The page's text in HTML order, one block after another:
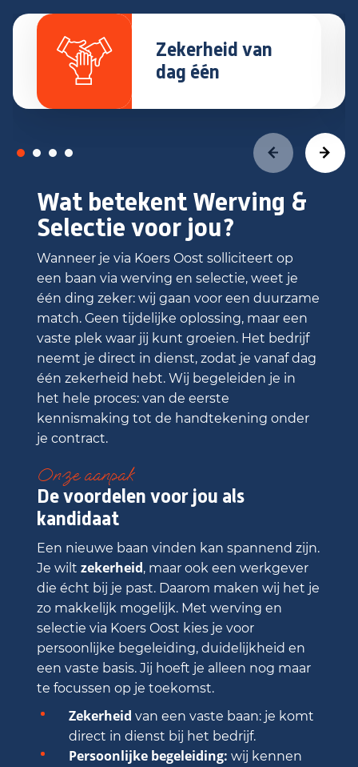
Zekerheid van
dag één
Wat betekent Werving &
Selectie voor jou?
Wanneer je via Koers Oost solliciteert op
een baan via werving en selectie, weet je
één ding zeker: wij gaan voor een duurzame
match. Geen tijdelijke oplossing, maar een
vaste plek waar jij kunt groeien. Het bedrijf
neemt je direct in dienst, zodat je vanaf dag
één zekerheid hebt. Wij begeleiden je in
het hele proces: van de eerste
kennismaking tot de handtekening onder
je contract.
Onze aanpak
De voordelen voor jou als
kandidaat
Een nieuwe baan vinden kan spannend zijn.
Je wilt zekerheid, maar ook een werkgever
die écht bij je past. Daarom maken wij het je
zo makkelijk mogelijk. Met werving en
selectie via Koers Oost kies je voor
persoonlijke begeleiding, duidelijkheid en
een vaste basis. Jij hoeft je alleen nog maar
te focussen op je toekomst.
Zekerheid van een vaste baan: je komt
direct in dienst bij het bedrijf.
Persoonlijke begeleiding: wij kennen